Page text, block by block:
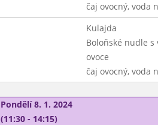
čaj ovocný, voda
Kulajda
Boloňské nudle s
ovoce
čaj ovocný, voda
Pondělí 8. 1. 2024
(11:30 - 14:15)